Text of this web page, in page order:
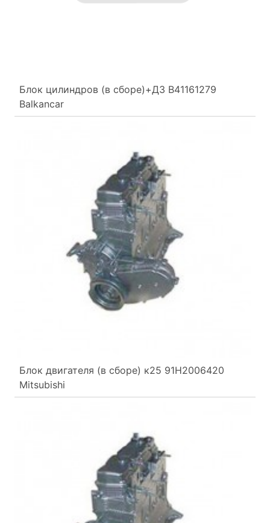
Блок цилиндров (в сборе)+Д3 В41161279
Balkancar
Блок двигателя (в сборе) к25 91H2006420
Mitsubishi